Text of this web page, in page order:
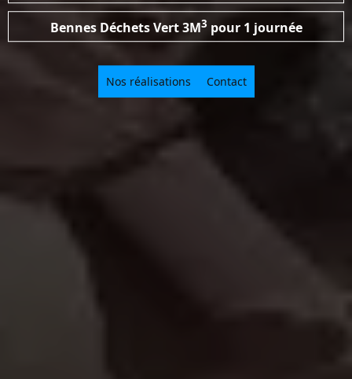
Bennes Déchets Vert3M3 pour 1 journée
Nos réalisations Contact